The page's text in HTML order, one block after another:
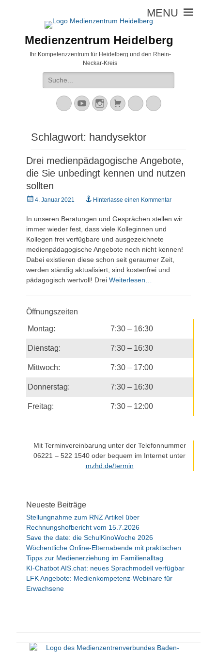
Medienzentrum Heidelberg
Ihr Kompetenzzentrum für Heidelberg und den Rhein-
Neckar-Kreis
Suche
nach:
Mastodon
YouTubeInstagramWarenkorb
CloudPeertube
Schlagwort: handysektor
Drei medienpädagogische Angebote,
die Sie unbedingt kennen und nutzen
sollten
Veröffentlicht
4. Januar 2021 Hinterlasse einen Kommentar
In unseren Beratungen und Gesprächen stellen wir
immer wieder fest, dass viele Kolleginnen und
Kollegen frei verfügbare und ausgezeichnete
medienpädagogische Angebote noch nicht kennen!
Dabei existieren diese schon seit geraumer Zeit,
werden ständig aktualisiert, sind kostenfrei und
pädagogisch wertvoll! Drei Weiterlesen…
Öffnungszeiten
Montag: 7:30 – 16:30
Dienstag: 7:30 – 16:30
Mittwoch: 7:30 – 17:00
Donnerstag: 7:30 – 16:30
Freitag: 7:30 – 12:00
Mit Terminvereinbarung unter der Telefonnummer
06221 – 522 1540 oder bequem im Internet unter
mzhd.de/termin
Neueste Beiträge
Stellungnahme zum RNZ Artikel über
Rechnungshofbericht vom 15.7.2026
Save the date: die SchulKinoWoche 2026
Wöchentliche Online-Elternabende mit praktischen
Tipps zur Medienerziehung im Familienalltag
KI-Chatbot AIS.chat: neues Sprachmodell verfügbar
LFK Angebote: Medienkompetenz-Webinare für
Erwachsene